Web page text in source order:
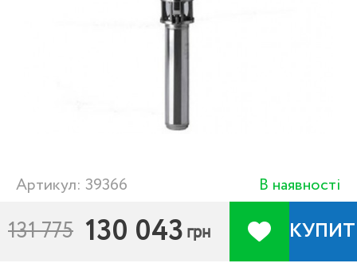
Артикул: 39366 В наявності
131 775 130 043 грн